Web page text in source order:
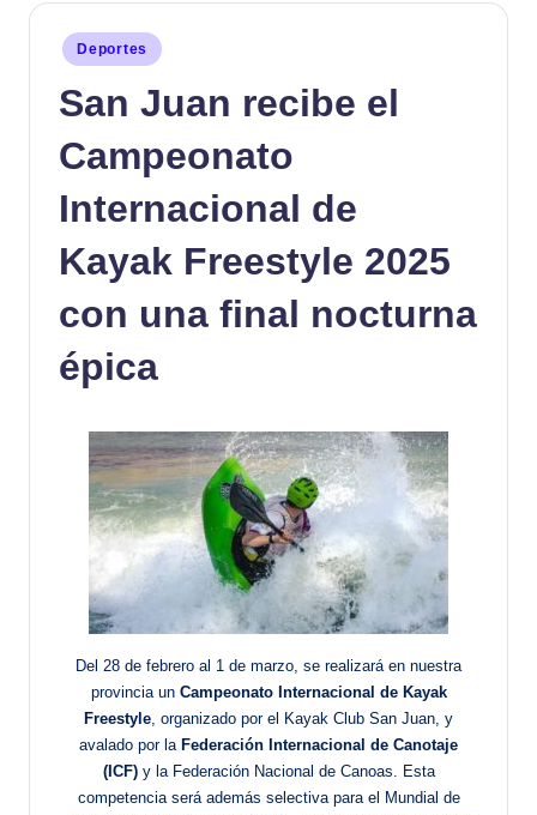
Publicado
en
Deportes
San Juan recibe el
Campeonato
Internacional de
Kayak Freestyle 2025
con una final nocturna
épica
Del 28 de febrero al 1 de marzo, se realizará en nuestra
provincia un Campeonato Internacional de Kayak
Freestyle , organizado por el Kayak Club San Juan, y
avalado por la Federación Internacional de Canotaje
(ICF)y la Federación Nacional de Canoas. Esta
competencia será además selectiva para el Mundial de